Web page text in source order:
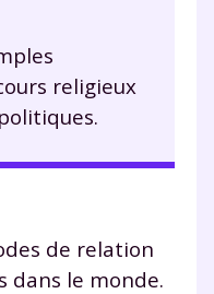
religieux
de relation
dans le monde.